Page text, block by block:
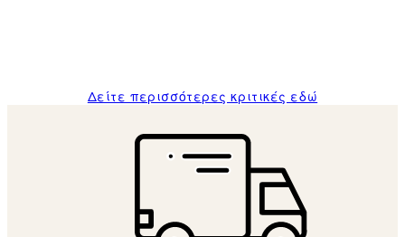
Δείτε περισσότερες κριτικές εδώ